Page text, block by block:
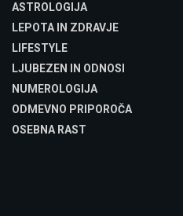
ASTROLOGIJA
LEPOTA IN ZDRAVJE
LIFESTYLE
LJUBEZEN IN ODNOSI
NUMEROLOGIJA
ODMEVNO PRIPOROČA
OSEBNA RAST